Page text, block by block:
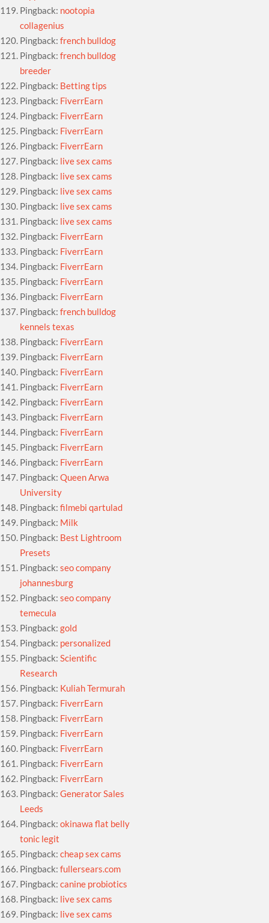
Pingback: nootopia
collagenius
Pingback:french bulldog
Pingback:french bulldog
breeder
Pingback: Betting tips
Pingback: FiverrEarn
Pingback: FiverrEarn
Pingback: FiverrEarn
Pingback: FiverrEarn
Pingback: live sex cams
Pingback: live sex cams
Pingback: live sex cams
Pingback: live sex cams
Pingback: live sex cams
Pingback: FiverrEarn
Pingback: FiverrEarn
Pingback: FiverrEarn
Pingback: FiverrEarn
Pingback: FiverrEarn
Pingback:french bulldog
kennels texas
Pingback: FiverrEarn
Pingback: FiverrEarn
Pingback: FiverrEarn
Pingback: FiverrEarn
Pingback: FiverrEarn
Pingback: FiverrEarn
Pingback: FiverrEarn
Pingback: FiverrEarn
Pingback: FiverrEarn
Pingback:Queen Arwa
University
Pingback:filmebi qartulad
Pingback: Milk
Pingback: Best Lightroom
Presets
Pingback:seo company
johannesburg
Pingback:seo company
temecula
Pingback:gold
Pingback: personalized
Pingback:Scientific
Research
Pingback: Kuliah Termurah
Pingback: FiverrEarn
Pingback: FiverrEarn
Pingback: FiverrEarn
Pingback: FiverrEarn
Pingback: FiverrEarn
Pingback: FiverrEarn
Pingback:Generator Sales
Leeds
Pingback:okinawa flat belly
tonic legit
Pingback:cheap sex cams
Pingback:fullersears.com
Pingback:canine probiotics
Pingback: live sex cams
Pingback: live sex cams